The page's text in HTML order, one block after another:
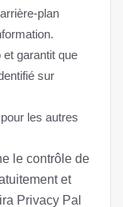
plan
garantit que
sur
les autres
le contrôle de
et
Privacy Pal